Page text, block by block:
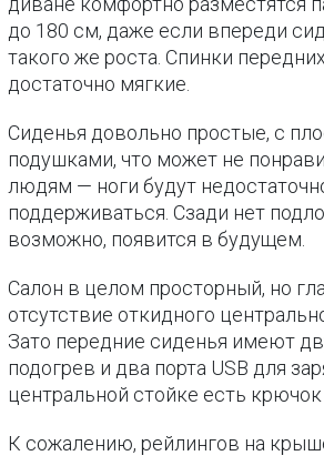
до 180 см, даже если впереди
такого же роста. Спинки
достаточно мягкие.
Сиденья довольно простые, с
подушками, что может не
людям — ноги будут
поддерживаться. Сзади нет
возможно, появится в будущем.
Салон в целом просторный, но
отсутствие откидного
Зато передние сиденья имеют
подогрев и два порта USB для
центральной стойке есть
К сожалению, рейлингов на